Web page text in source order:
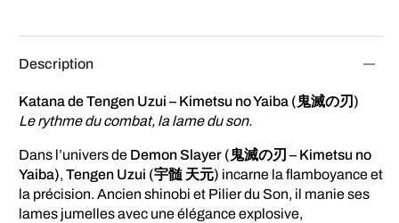
Description
Katana de Tengen Uzui – Kimetsu no Yaiba (鬼滅の刃)
Le rythme du combat, la lame du son.
Dans l’univers de Demon Slayer (鬼滅の刃 – Kimetsu no
Yaiba),Tengen Uzui (宇髄 天元) incarne la flamboyance et
la précision. Ancien shinobi et Pilier du Son, il manie ses
lames jumelles avec une élégance explosive,